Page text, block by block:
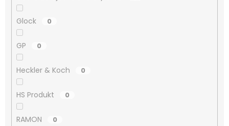
Glock 0
GP 0
Heckler & Koch 0
HS Produkt 0
RAMON 0